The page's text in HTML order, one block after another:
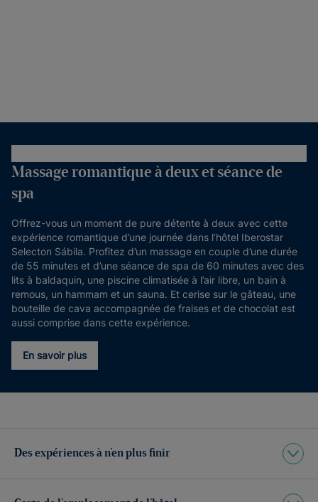
Massage romantique à deux et séance de
spa
Offrez-vous un moment de pure détente à deux avec cette
expérience romantique d’une journée dans l’hôtel Iberostar
Selecton Sábila. Profitez d’un massage en couple d’une durée
de 55 minutes et d’une séance de spa de 60 minutes avec des
lits à baldaquin, une piscine climatisée à l’air libre, un bain à
remous, un hammam et un sauna. Et cerise sur le gâteau, une
bouteille de cava accompagnée de fraises et de chocolat est
aussi comprise dans cette expérience.
En savoir plus
Des expériences à n’en plus finir